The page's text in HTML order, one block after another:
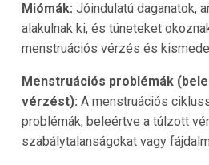
Miómák: Jóindulatú daganatok,
alakulnak ki, és tüneteket
menstruációs vérzés és
Menstruációs problémák
vérzést): A menstruációs
problémák, beleértve a túlzott
szabálytalanságokat vagy